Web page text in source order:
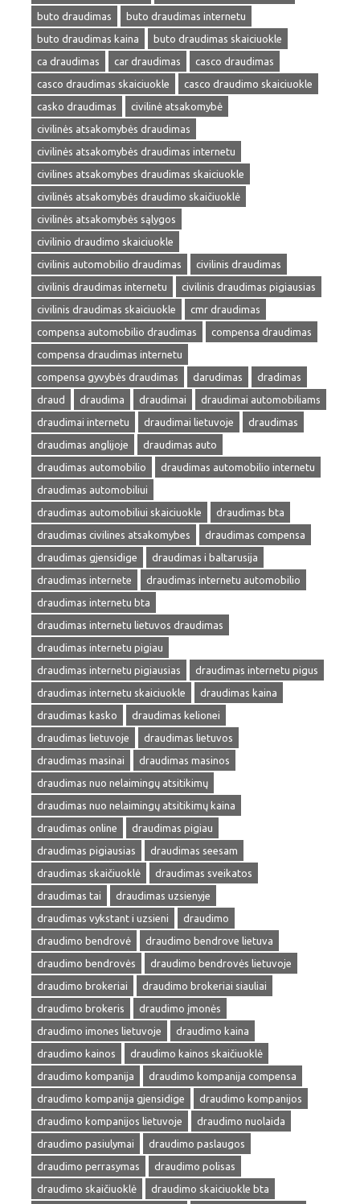
buto draudimas
buto draudimas internetu
buto draudimas kaina
buto draudimas skaiciuokle
ca draudimas
car draudimas
casco draudimas
casco draudimas skaiciuokle
casco draudimo skaiciuokle
casko draudimas
civilinė atsakomybė
civilinės atsakomybės draudimas
civilinės atsakomybės draudimas internetu
civilines atsakomybes draudimas skaiciuokle
civilinės atsakomybės draudimo skaičiuoklė
civilinės atsakomybės sąlygos
civilinio draudimo skaiciuokle
civilinis automobilio draudimas
civilinis draudimas
civilinis draudimas internetu
civilinis draudimas pigiausias
civilinis draudimas skaiciuokle
cmr draudimas
compensa automobilio draudimas
compensa draudimas
compensa draudimas internetu
compensa gyvybės draudimas
darudimas
dradimas
draud
draudima draudimai
draudimai automobiliams
draudimai internetu
draudimai lietuvoje
draudimas
draudimas anglijoje
draudimas auto
draudimas automobilio
draudimas automobilio internetu
draudimas automobiliui
draudimas automobiliui skaiciuokle
draudimas bta
draudimas civilines atsakomybes
draudimas compensa
draudimas gjensidige
draudimas i baltarusija
draudimas internete
draudimas internetu automobilio
draudimas internetu bta
draudimas internetu lietuvos draudimas
draudimas internetu pigiau
draudimas internetu pigiausias
draudimas internetu pigus
draudimas internetu skaiciuokle
draudimas kaina
draudimas kasko
draudimas kelionei
draudimas lietuvoje
draudimas lietuvos
draudimas masinai
draudimas masinos
draudimas nuo nelaimingų atsitikimų
draudimas nuo nelaimingų atsitikimų kaina
draudimas online
draudimas pigiau
draudimas pigiausias
draudimas seesam
draudimas skaičiuoklė
draudimas sveikatos
draudimas tai
draudimas uzsienyje
draudimas vykstant i uzsieni
draudimo
draudimo bendrovė
draudimo bendrove lietuva
draudimo bendrovės
draudimo bendrovės lietuvoje
draudimo brokeriai
draudimo brokeriai siauliai
draudimo brokeris
draudimo įmonės
draudimo imones lietuvoje
draudimo kaina
draudimo kainos
draudimo kainos skaičiuoklė
draudimo kompanija
draudimo kompanija compensa
draudimo kompanija gjensidige
draudimo kompanijos
draudimo kompanijos lietuvoje
draudimo nuolaida
draudimo pasiulymai
draudimo paslaugos
draudimo perrasymas
draudimo polisas
draudimo skaičiuoklė
draudimo skaiciuokle bta